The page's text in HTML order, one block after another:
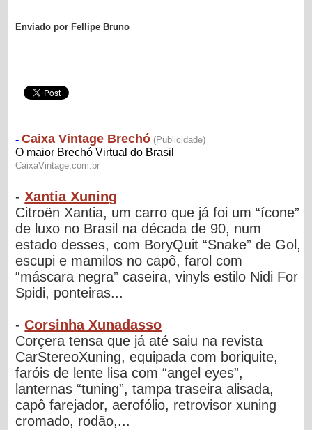
Enviado por Fellipe Bruno
-Xantia Xuning
Citroën Xantia, um carro que já foi um “ícone”
de luxo no Brasil na década de 90, num
estado desses, com BoryQuit “Snake” de Gol,
escupi e mamilos no capô, farol com
“máscara negra” caseira, vinyls estilo Nidi For
Spidi, ponteiras...
-Corsinha Xunadasso
Corçera tensa que já até saiu na revista
CarStereoXuning, equipada com boriquite,
faróis de lente lisa com “angel eyes”,
lanternas “tuning”, tampa traseira alisada,
capô farejador, aerofólio, retrovisor xuning
cromado, rodão,...